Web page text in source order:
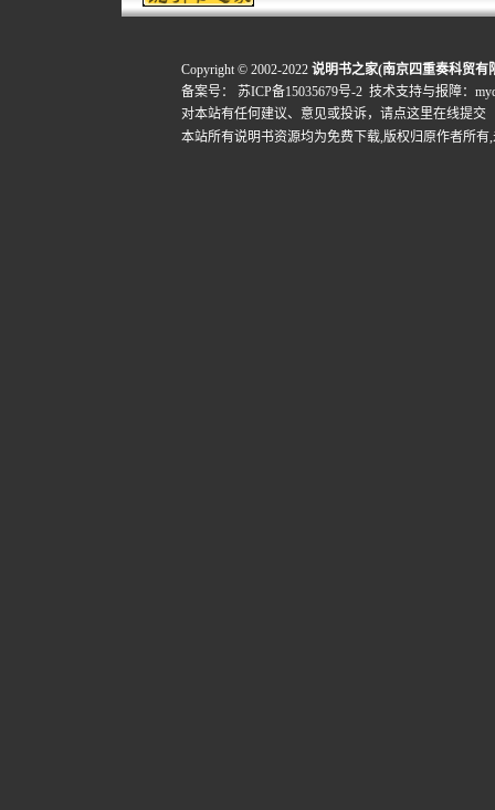
Copyright © 2002-2022 说明书之家(南京四重奏科贸有
备案号：
苏ICP备15035679号-2 技术支持与报障：
对本站有任何建议、意见或投诉， 请点这里在线提交
本站所有说明书资源均为免费下载,版权归原作者所